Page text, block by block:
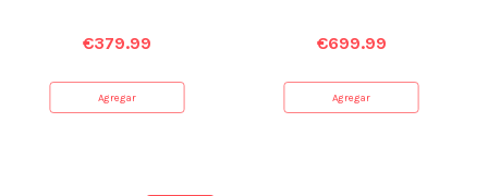
€379.99
Agregar
€699.99
Agregar